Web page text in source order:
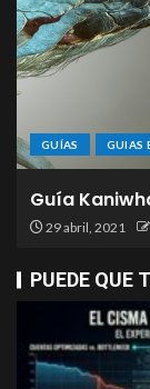
GUÍAS GUIAS
Guía
29 abril, 2021
PUEDE QUE